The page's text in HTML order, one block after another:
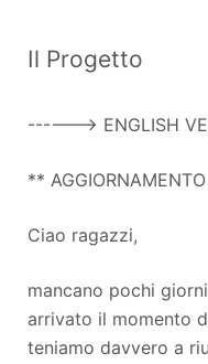
Il Progetto
------> ENGLISH
**
Ciao ragazzi,
mancano pochi
arrivato il momento
teniamo davvero a